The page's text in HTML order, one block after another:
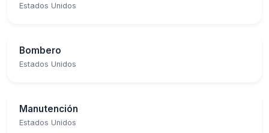
Estados Unidos
Bombero
Estados Unidos
Manutención
Estados Unidos